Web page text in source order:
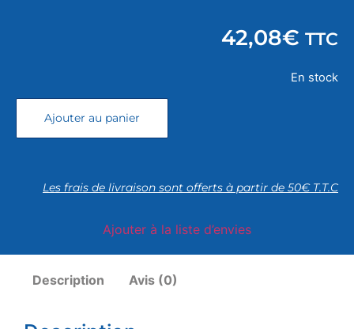
42,08€ TTC
En stock
Ajouter au panier
Les frais de livraison sont offerts à partir de 50€ T.T.C
Ajouter à la liste d’envies
Description Avis (0)